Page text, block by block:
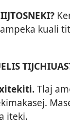
kuali
Tlaj
iteki.